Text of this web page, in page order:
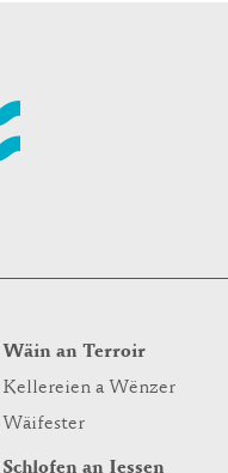
Wäin an Terroir
Kellereien a Wënzer
Wäifester
Schlofen an Iessen